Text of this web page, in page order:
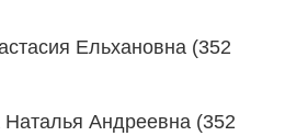
Ельхановна (352
Наталья Андреевна (352